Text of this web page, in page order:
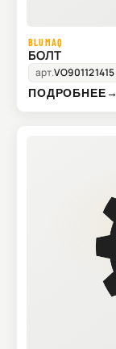
BLUMAQ
БОЛТ
арт.VO901121415
ПОДРОБНЕЕ→